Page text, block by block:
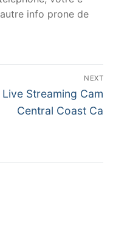
info prone de
NEXT
Next
post:
Live Streaming Cam
Central Coast Ca